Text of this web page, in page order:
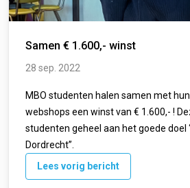
Samen € 1.600,- winst
28 sep. 2022
MBO studenten halen samen met
webshops een winst van € 1.600,- !
studenten geheel aan het goede doel
Dordrecht”.
Lees vorig bericht